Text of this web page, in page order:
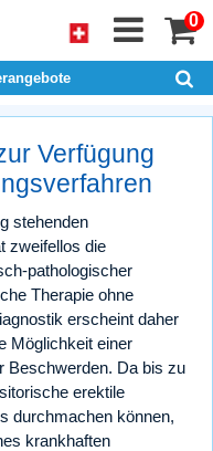
0
Verfügung
stehenden
zweifellos die
pathologischer
Therapie ohne
erscheint daher
Möglichkeit einer
Beschwerden. Da bis zu
erektile
durchmachen können,
krankhaften